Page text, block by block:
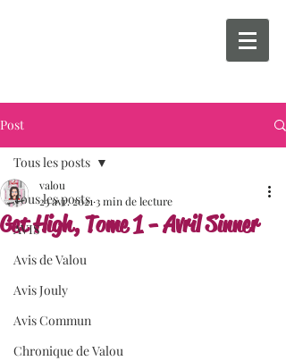
Post
Tous les posts
AVIS
Avis de Valou
Avis Jouly
Avis Commun
Chronique de Valou
Tous les posts
Get High, Tome 1 - Avril Sinner
valou
23 avr. 2021 3 min de lecture